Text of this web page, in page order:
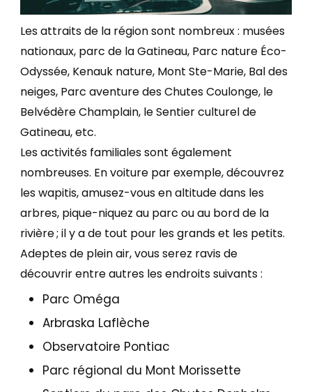
Les attraits de la région sont nombreux : musées
nationaux, parc de la Gatineau, Parc nature Éco-
Odyssée, Kenauk nature, Mont Ste-Marie, Bal des
neiges, Parc aventure des Chutes Coulonge, le
Belvédère Champlain, le Sentier culturel de
Gatineau, etc.
Les activités familiales sont également
nombreuses. En voiture par exemple, découvrez
les wapitis, amusez-vous en altitude dans les
arbres, pique-niquez au parc ou au bord de la
rivière ; il y a de tout pour les grands et les petits.
Adeptes de plein air, vous serez ravis de
découvrir entre autres les endroits suivants :
Parc Oméga
Arbraska Laflèche
Observatoire Pontiac
Parc régional du Mont Morissette